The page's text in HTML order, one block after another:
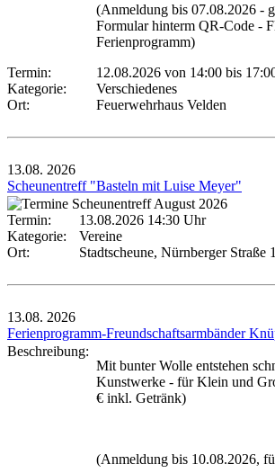
(Anmeldung bis 07.08.2026 -
Formular hinterm QR-Code -
Ferienprogramm)
Termin:
12.08.2026 von 14:00 bis
Kategorie:
Verschiedenes
Ort:
Feuerwehrhaus Velden
13.08. 2026
Scheunentreff "Basteln mit Luise Meyer"
Termin:
13.08.2026 14:30 Uhr
Kategorie:
Vereine
Ort:
Stadtscheune, Nürnberger Straße
13.08. 2026
Ferienprogramm-Freundschaftsarmbänder
Beschreibung:
Mit bunter Wolle entstehen
Kunstwerke - für Klein und
€ inkl. Getränk)
(Anmeldung bis 10.08.2026,